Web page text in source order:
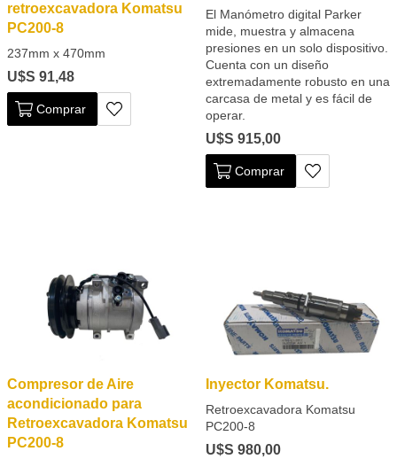
retroexcavadora Komatsu
PC200-8
237mm x 470mm
U$S 91,48
Comprar
El Manómetro digital Parker
mide, muestra y almacena
presiones en un solo dispositivo.
Cuenta con un diseño
extremadamente robusto en una
carcasa de metal y es fácil de
operar.
U$S 915,00
Comprar
Compresor de Aire
acondicionado para
Retroexcavadora Komatsu
PC200-8
Inyector Komatsu.
Retroexcavadora Komatsu
PC200-8
U$S 980,00